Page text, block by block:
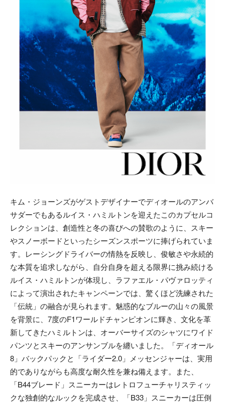
キム・ジョーンズがゲストデザイナーでディオールのアンバ
サダーでもあるルイス・ハミルトンを迎えたこのカプセルコ
レクションは、創造性と冬の喜びへの賛歌のように、スキー
やスノーボードといったシーズンスポーツに捧げられていま
す。レーシングドライバーの情熱を反映し、俊敏さや永続的
な本質を追求しながら、自分自身を超える限界に挑み続ける
ルイス・ハミルトンが体現し、ラファエル・パヴァロッティ
によって演出されたキャンペーンでは、驚くほど洗練された
「伝統」の融合が見られます。魅惑的なブルーの山々の風景
を背景に、7度のF1ワールドチャンピオンに輝き、文化を革
新してきたハミルトンは、オーバーサイズのシャツにワイド
パンツとスキーのアンサンブルを纏いました。「ディオール
8」バックパックと「ライダー2.0」メッセンジャーは、実用
的でありながらも高度な耐久性を兼ね備えます。また、
「B44ブレード」スニーカーはレトロフューチャリスティッ
クな独創的なルックを完成させ、「B33」スニーカーは圧倒